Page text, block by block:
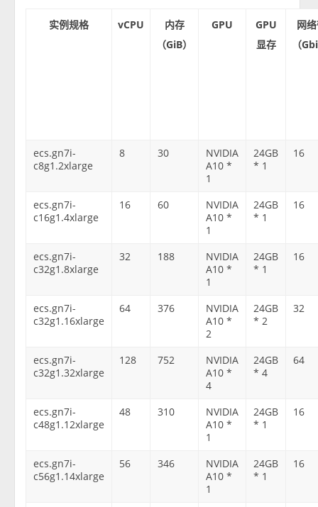
实例规格 vCPU
内存
（GiB）
GPU
GPU
显存
网
（
ecs.gn7i-
c8g1.2xlarge
8 30
NVIDIA
A10 *
1
24GB
* 1
16
ecs.gn7i-
c16g1.4xlarge
16 60
NVIDIA
A10 *
1
24GB
* 1
16
ecs.gn7i-
c32g1.8xlarge
32 188
NVIDIA
A10 *
1
24GB
* 1
16
ecs.gn7i-
c32g1.16xlarge
64 376
NVIDIA
A10 *
2
24GB
* 2
32
ecs.gn7i-
c32g1.32xlarge
128 752
NVIDIA
A10 *
4
24GB
* 4
64
ecs.gn7i-
c48g1.12xlarge
48 310
NVIDIA
A10 *
1
24GB
* 1
16
ecs.gn7i-
c56g1.14xlarge
56 346
NVIDIA
A10 *
1
24GB
* 1
16